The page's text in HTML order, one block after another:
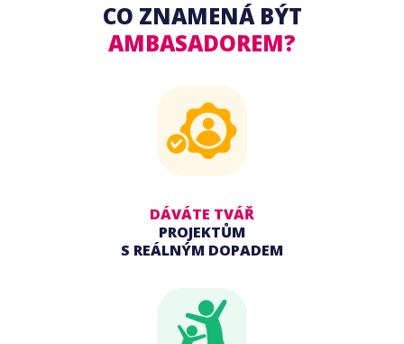
CO ZNAMENÁ BÝT
AMBASADOREM?
DÁVÁTE TVÁŘ
PROJEKTŮM
S REÁLNÝM DOPADEM